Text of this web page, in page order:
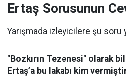
Ertaş Sorusunun
Yarışmada izleyicilere şu soru
"Bozkırın Tezenesi" olarak
Ertaş’a bu lakabı kim